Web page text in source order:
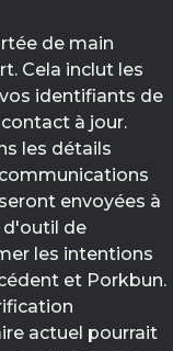
de main
Cela inclut les
identifiants de
à jour.
les détails
envoyées à
d'outil de
les intentions
et Porkbun.
actuel pourrait